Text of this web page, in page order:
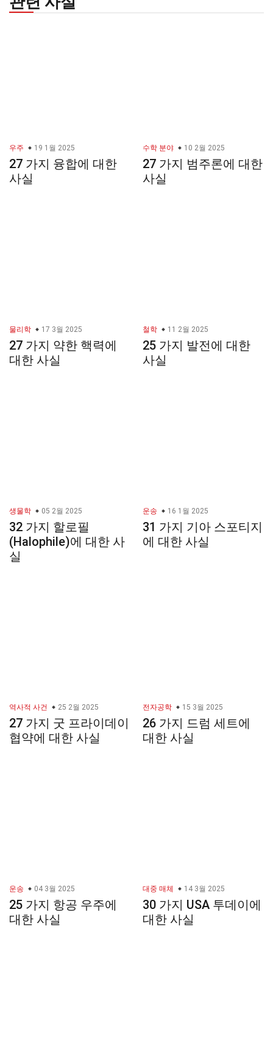
우주 19 1월 2025
27 가지 융합에 대한
사실
수학 분야 10 2월 2025
27 가지 범주론에 대한
사실
물리학 17 3월 2025
27 가지 약한 핵력에
대한 사실
철학 11 2월 2025
25 가지 발전에 대한
사실
생물학 05 2월 2025
32 가지 할로필
(Halophile)에 대한 사
실
운송 16 1월 2025
31 가지 기아 스포티지
에 대한 사실
역사적 사건 25 2월 2025
27 가지 굿 프라이데이
협약에 대한 사실
전자공학 15 3월 2025
26 가지 드럼 세트에
대한 사실
운송 04 3월 2025
25 가지 항공 우주에
대한 사실
대중 매체 14 3월 2025
30 가지 USA 투데이에
대한 사실